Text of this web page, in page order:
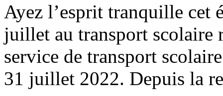
Ayez l’esprit tranquille cet
juillet au transport
service de transport
31 juillet 2022. Depuis la